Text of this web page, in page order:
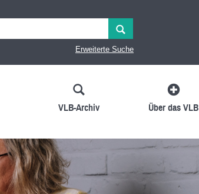
Erweiterte Suche
VLB-Archiv Über das VLB